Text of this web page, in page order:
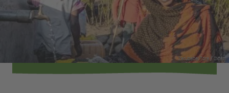
Zerubabel Tore / Oxfam